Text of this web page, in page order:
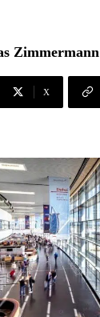
Zimmermann
X